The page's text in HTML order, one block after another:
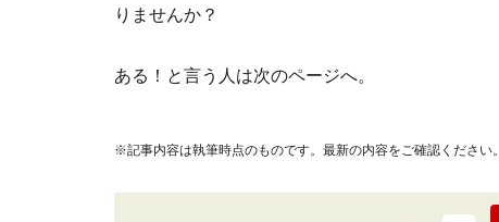
りませんか？
ある！と言う人は次のページへ。
※記事内容は執筆時点のものです。最新の内容をご確認ください。